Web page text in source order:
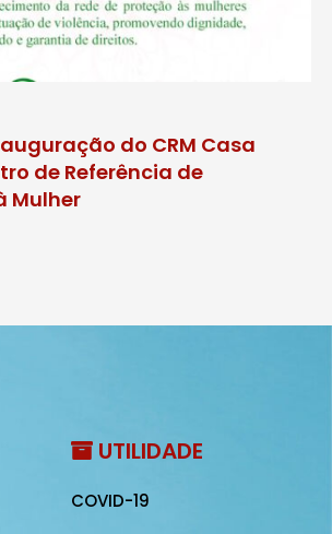
do CRM Casa
de Referência de
Mulher
UTILIDADE
COVID-19